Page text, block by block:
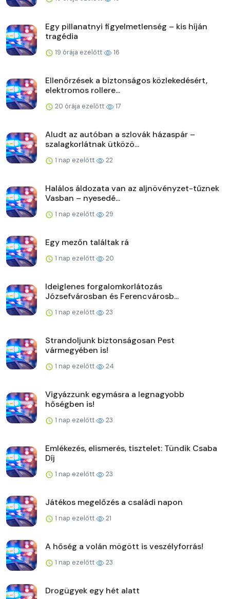
Egy pillanatnyi figyelmetlenség – kis híján
tragédia
19 órája ezelőtt 16
Ellenőrzések a biztonságos közlekedésért,
elektromos rollere...
20 órája ezelőtt 17
Aludt az autóban a szlovák házaspár –
szalagkorlátnak ütközö...
1 nap ezelőtt 22
Halálos áldozata van az aljnövényzet-tűznek
Vasban – nyesedé...
1 nap ezelőtt 29
Egy mezőn találtak rá
1 nap ezelőtt 20
Ideiglenes forgalomkorlátozás
Józsefvárosban és Ferencvárosb...
1 nap ezelőtt 23
Strandoljunk biztonságosan Pest
vármegyében is!
1 nap ezelőtt 24
Vigyázzunk egymásra a legnagyobb
hőségben is!
1 nap ezelőtt 23
Emlékezés, elismerés, tisztelet: Tündik Csaba
Díj
1 nap ezelőtt 23
Játékos megelőzés a családi napon
1 nap ezelőtt 21
A hőség a volán mögött is veszélyforrás!
1 nap ezelőtt 23
Drogügyek egy hét alatt